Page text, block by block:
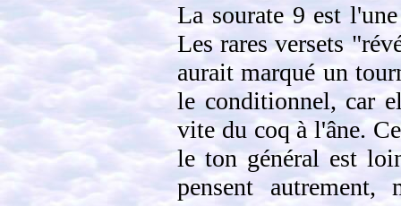
La sourate 9 est
Les rares versets
aurait marqué un
le conditionnel, car
vite du coq à l'âne.
le ton général est
pensent